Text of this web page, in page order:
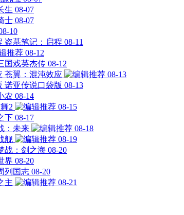
生 08-07
士 08-07
10
盗墓笔记：启程 08-11
08-12
国戏英杰传 08-12
苍翼：混沌效应
08-13
诺亚传说口袋版 08-13
农 08-14
2
08-15
下 08-17
：未来
08-18
舰
08-19
战：剑之海 08-20
界 08-20
列国志 08-20
主
08-21